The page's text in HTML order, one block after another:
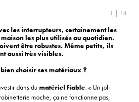
1 | 14
les interrupteurs, certainement les
les plus utilisés au quotidien.
être robustes. Même petits, ils
aussi très visibles.
choisir ses matériaux ?
dans dumatériel fiable. « Un joli
moche, ça ne fonctionne pas,